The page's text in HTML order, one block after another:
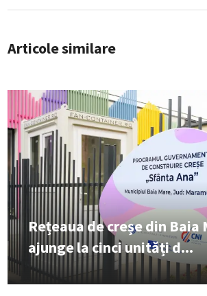
Articole similare
Rețeaua de creșe din Baia
ajunge la cinci unități d...